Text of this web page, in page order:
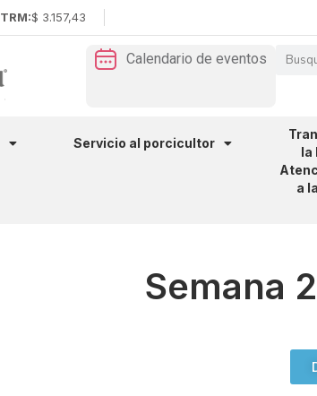
TRM:$ 3.157,43
Calendario de eventos
Servicio al porcicultor
la
a
Semana